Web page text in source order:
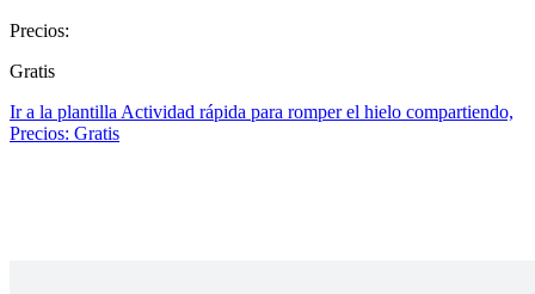
Precios:
Gratis
Ir a la plantilla Actividad rápida para romper el hielo compartiendo,
Precios: Gratis